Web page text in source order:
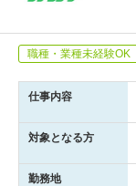
職種・業種未経験OK
仕事内容
対象となる方
勤務地